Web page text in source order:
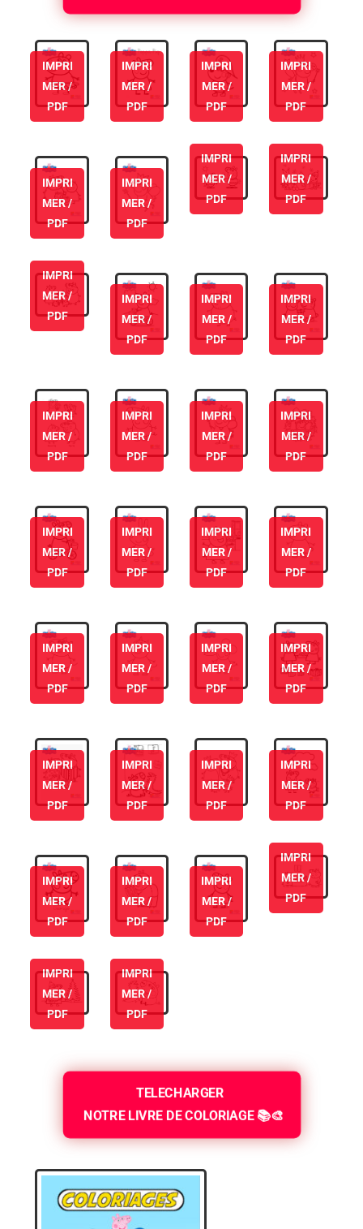
IMPRI
MER /
PDF
IMPRI
MER /
PDF
IMPRI
MER /
PDF
IMPRI
MER /
PDF
IMPRI
MER /
PDF
IMPRI
MER /
PDF
IMPRI
MER /
PDF
IMPRI
MER /
PDF
IMPRI
MER /
PDF
IMPRI
MER /
PDF
IMPRI
MER /
PDF
IMPRI
MER /
PDF
IMPRI
MER /
PDF
IMPRI
MER /
PDF
IMPRI
MER /
PDF
IMPRI
MER /
PDF
IMPRI
MER /
PDF
IMPRI
MER /
PDF
IMPRI
MER /
PDF
IMPRI
MER /
PDF
IMPRI
MER /
PDF
IMPRI
MER /
PDF
IMPRI
MER /
PDF
IMPRI
MER /
PDF
IMPRI
MER /
PDF
IMPRI
MER /
PDF
IMPRI
MER /
PDF
IMPRI
MER /
PDF
IMPRI
MER /
PDF
IMPRI
MER /
PDF
IMPRI
MER /
PDF
IMPRI
MER /
PDF
IMPRI
MER /
PDF
IMPRI
MER /
PDF
TELECHARGER
NOTRE LIVRE DE COLORIAGE 📚🎨